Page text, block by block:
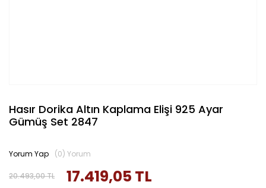
Hasır Dorika Altın Kaplama Elişi 925 Ayar
Gümüş Set 2847
20.493,00 TL 17.419,05 TL
Yorum Yap (0) Yorum